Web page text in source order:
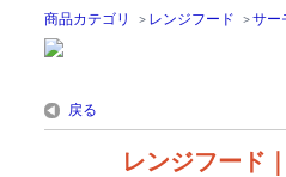
商品カテゴリ > レンジフード >サー
戻る
レンジフード